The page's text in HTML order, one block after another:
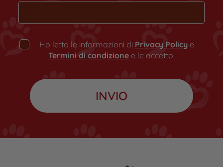
Ho letto le informazioni di Privacy Policye
Termini di condizione e le accetto.